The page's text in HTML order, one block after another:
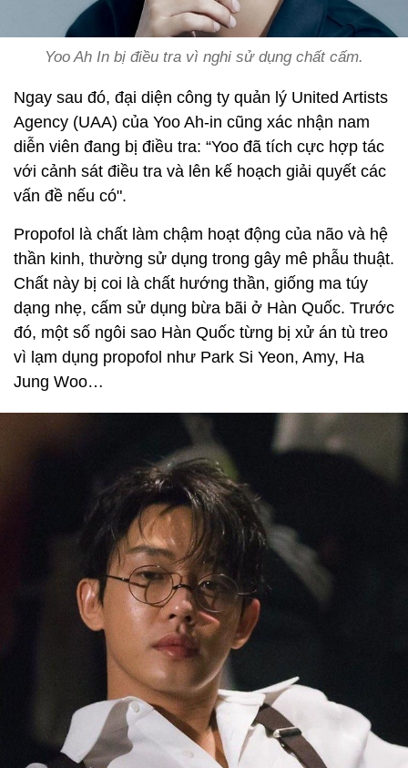
Yoo Ah In bị điều tra vì nghi sử dụng chất cấm.
Ngay sau đó, đại diện công ty quản lý United Artists
Agency (UAA) của Yoo Ah-in cũng xác nhận nam
diễn viên đang bị điều tra: “Yoo đã tích cực hợp tác
với cảnh sát điều tra và lên kế hoạch giải quyết các
vấn đề nếu có".
Propofol là chất làm chậm hoạt động của não và hệ
thần kinh, thường sử dụng trong gây mê phẫu thuật.
Chất này bị coi là chất hướng thần, giống ma túy
dạng nhẹ, cấm sử dụng bừa bãi ở Hàn Quốc. Trước
đó, một số ngôi sao Hàn Quốc từng bị xử án tù treo
vì lạm dụng propofol như Park Si Yeon, Amy, Ha
Jung Woo…